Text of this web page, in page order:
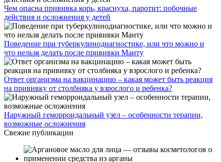
Чем опасна прививка корь, краснуха, паротит: побочные
действия и осложнения у детей
Поведение при туберкулинодиагностике, или что можно и
что нельзя делать после прививки Манту
Ответ организма на вакцинацию – какая может быть реакция
на прививку от столбняка у взрослого и ребенка?
Наружный геморроидальный узел – особенности терапии,
возможные осложнения
Свежие публикации